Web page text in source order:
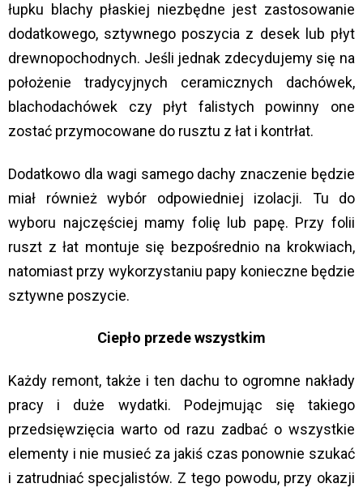
łupku blachy płaskiej niezbędne jest zastosowanie
dodatkowego, sztywnego poszycia z desek lub płyt
drewnopochodnych. Jeśli jednak zdecydujemy się na
położenie tradycyjnych ceramicznych dachówek,
blachodachówek czy płyt falistych powinny one
zostać przymocowane do rusztu z łat i kontrłat.
Dodatkowo dla wagi samego dachy znaczenie będzie
miał również wybór odpowiedniej izolacji. Tu do
wyboru najczęściej mamy folię lub papę. Przy folii
ruszt z łat montuje się bezpośrednio na krokwiach,
natomiast przy wykorzystaniu papy konieczne będzie
sztywne poszycie.
Ciepło przede wszystkim
Każdy remont, także i ten dachu to ogromne nakłady
pracy i duże wydatki. Podejmując się takiego
przedsięwzięcia warto od razu zadbać o wszystkie
elementy i nie musieć za jakiś czas ponownie szukać
i zatrudniać specjalistów. Z tego powodu, przy okazji